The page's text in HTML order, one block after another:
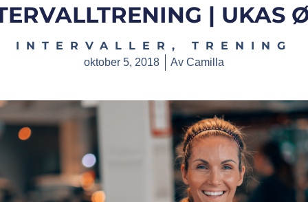
| UKAS
INTERVALLER , TRENING
oktober 5, 2018 Av Camilla